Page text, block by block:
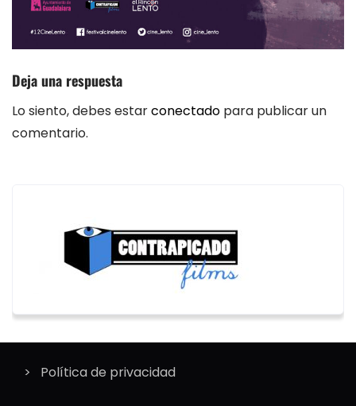
Deja una respuesta
Lo siento, debes estarconectado para publicar un
comentario.
Política de privacidad